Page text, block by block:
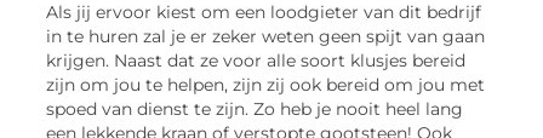
Als jij ervoor kiest om een loodgieter van dit bedrijf
in te huren zal je er zeker weten geen spijt van gaan
krijgen. Naast dat ze voor alle soort klusjes bereid
zijn om jou te helpen, zijn zij ook bereid om jou met
spoed van dienst te zijn. Zo heb je nooit heel lang
een lekkende kraan of verstopte gootsteen! Ook